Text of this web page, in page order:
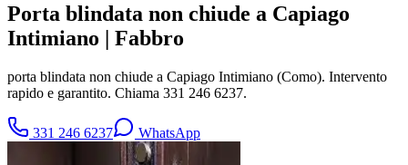
Porta blindata non chiude a Capiago
Intimiano | Fabbro
porta blindata non chiude a Capiago Intimiano (Como). Intervento
rapido e garantito. Chiama 331 246 6237.
331 246 6237 WhatsApp